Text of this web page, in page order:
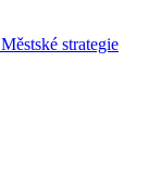
Městské strategie